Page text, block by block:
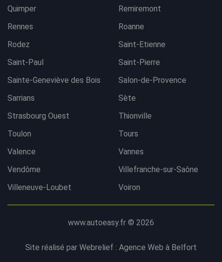
Quimper
Remiremont
Rennes
Roanne
Rodez
Saint-Etienne
Saint-Paul
Saint-Pierre
Sainte-Geneviève des Bois
Salon-de-Provence
Sarrians
Sète
Strasbourg Ouest
Thionville
Toulon
Tours
Valence
Vannes
Vendôme
Villefranche-sur-Saône
Villeneuve-Loubet
Voiron
www.autoeasy.fr © 2026
Site réalisé par Webrelief : Agence Web à Belfort